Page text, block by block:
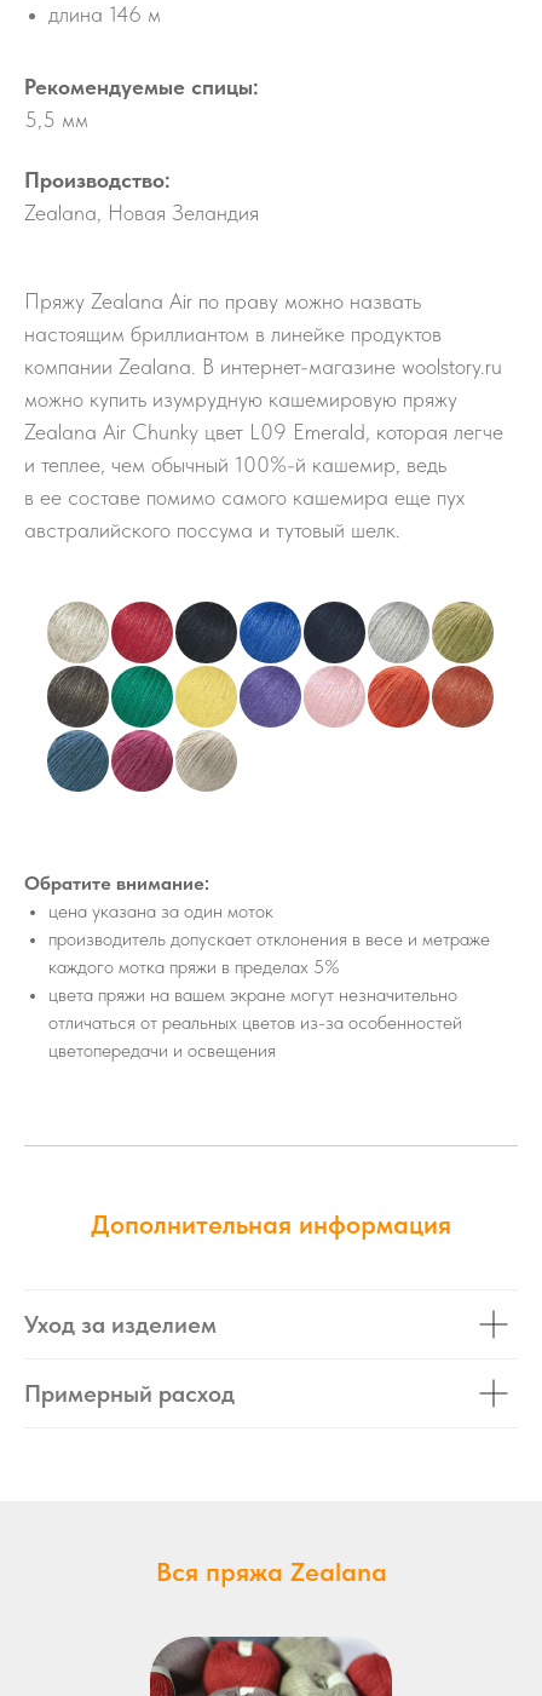
длина 146 м
Рекомендуемые спицы:
5,5 мм
Производство:
Zealana, Новая Зеландия
Пряжу Zealana Air по праву можно назвать
настоящим бриллиантом в линейке продуктов
компании Zealana. В интернет-магазине woolstory.ru
можно купить изумрудную кашемировую пряжу
Zealana Air Chunky цвет L09 Emerald, которая легче
и теплее, чем обычный 100%-й кашемир, ведь
в ее составе помимо самого кашемира еще пух
австралийского поссума и тутовый шелк.
Обратите внимание:
цена указана за один моток
производитель допускает отклонения в весе и метраже
каждого мотка пряжи в пределах 5%
цвета пряжи на вашем экране могут незначительно
отличаться от реальных цветов из-за особенностей
цветопередачи и освещения
Дополнительная информация
Уход за изделием
Примерный расход
Вся пряжа Zealana